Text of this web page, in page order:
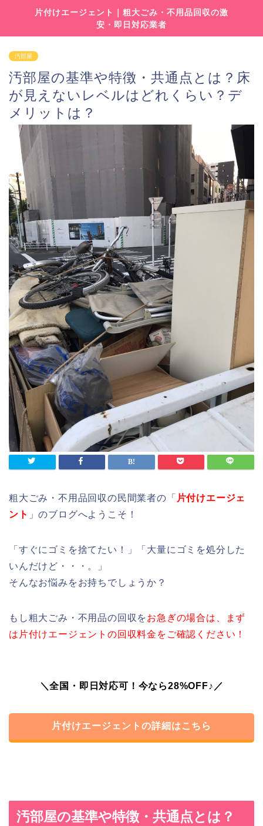
片付けエージェント｜粗大ごみ・不用品回収の激
安・即日対応業者
汚部屋
汚部屋の基準や特徴・共通点とは？床
が見えないレベルはどれくらい？デ
メリットは？
粗大ごみ・不用品回収の民間業者の「 片付けエージェ
ント 」のブログへようこそ！
「すぐにゴミを捨てたい！」「大量にゴミを処分した
いんだけど・・・。」
そんなお悩みをお持ちでしょうか？
もし粗大ごみ・不用品の回収をお急ぎの場合は、まず
は片付けエージェントの回収料金をご確認ください！
＼全国・即日対応可！今なら28%OFF♪／
片付けエージェントの詳細はこちら
汚部屋の基準や特徴・共通点とは？